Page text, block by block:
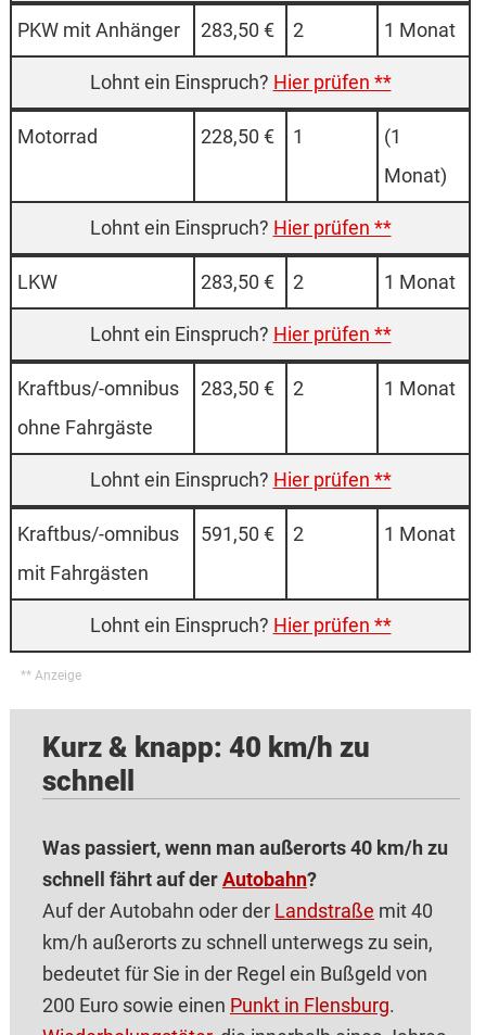
PKW mit An­hänger 283,50 € 2 1 Monat
Hier prüfen **
Motor­rad 228,50 € 1
(1
Monat)
Hier prüfen **
LKW 283,50 € 2 1 Monat
Hier prüfen **
Kraft­bus/-omni­bus
ohne Fahr­gäste
283,50 € 2 1 Monat
Hier prüfen **
Kraft­bus/-omni­bus
mit Fahr­gästen
591,50 € 2 1 Monat
Hier prüfen **
Kurz & knapp: 40 km/h zu
schnell
Was passiert, wenn man außerorts 40 km/h zu
schnell fährt auf derAutobahn?
Auf der Autobahn oder der Landstraße mit 40
km/h außerorts zu schnell unterwegs zu sein,
bedeutet für Sie in der Regel ein Bußgeld von
200 Euro sowie einen Punkt in Flensburg.